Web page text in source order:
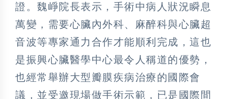
證。魏崢院長表示，手術中病人狀況瞬息
萬變，需要心臟內外科、麻醉科與心臟超
音波等專家通力合作才能順利完成，這也
是振興心臟醫學中心最令人稱道的優勢，
也經常舉辦大型瓣膜疾病治療的國際會
議，並受邀現場做手術示範，已是國際間